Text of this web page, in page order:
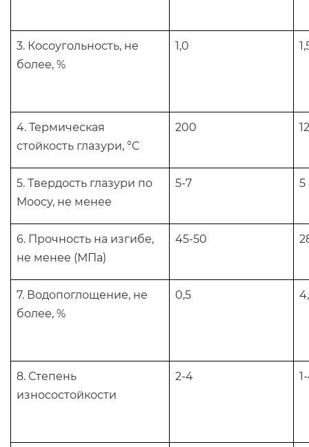
3. Косоугольность, не
более, %
1,0
4. Термическая
стойкость глазури, °С
200
5. Твердость глазури по
Моосу, не менее
5-7 5
6. Прочность на изгибе,
не менее (МПа)
45-50
7. Водопоглощение, не
более, %
0,5
8. Степень
износостойкости
2-4